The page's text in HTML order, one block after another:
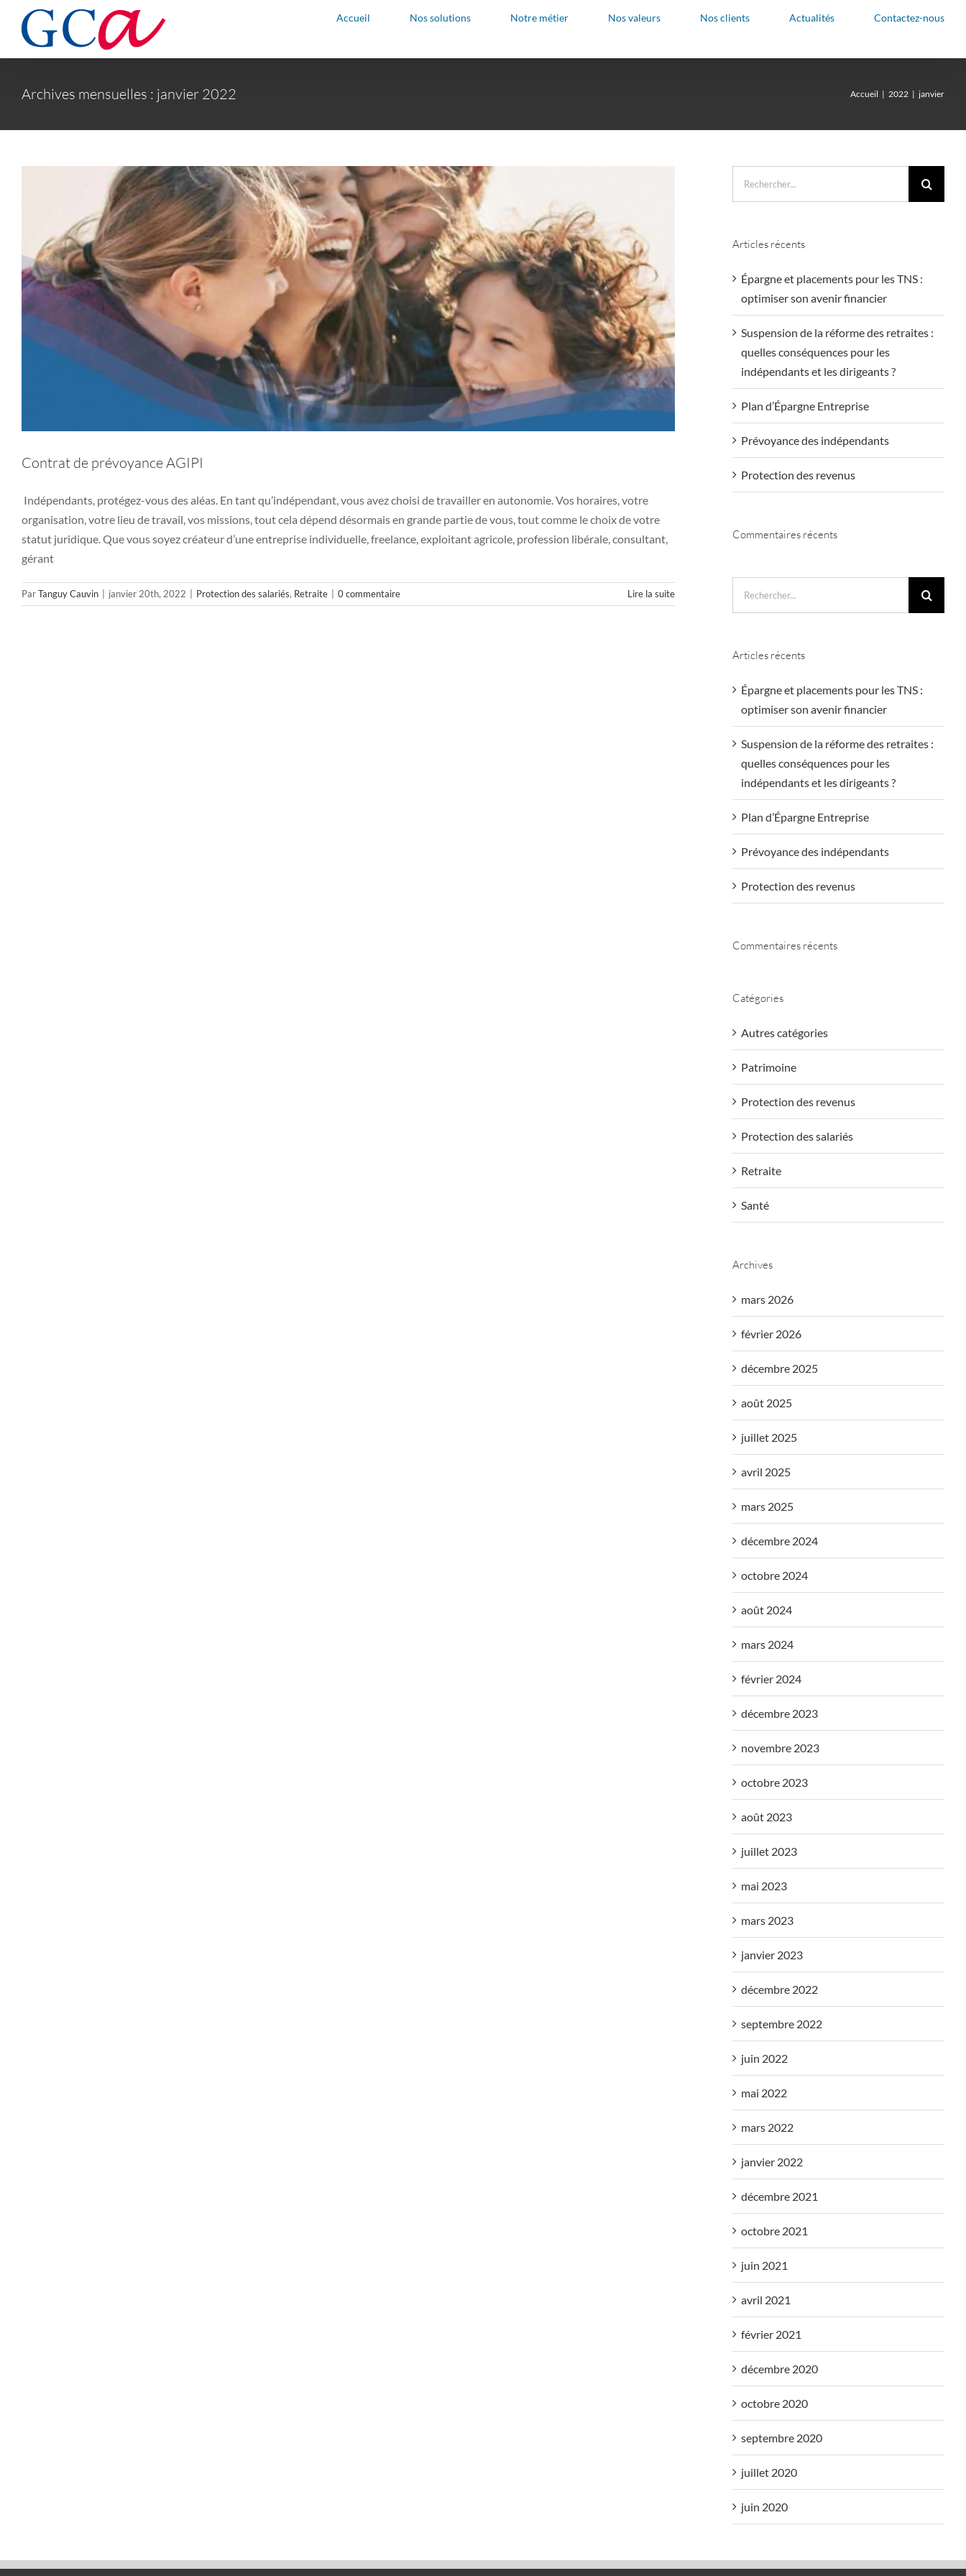
Passer
contenu
Accueil Nos solutions Notre métier Nos valeurs Nos clients Actualités Contactez-nous
Archives mensuelles : janvier 2022 Accueil 2022 janvier
Contrat de prévoyance AGIPI
Indépendants, protégez-vous des aléas. En tant qu’indépendant, vous avez choisi de travailler en autonomie. Vos horaires, votre
organisation, votre lieu de travail, vos missions, tout cela dépend désormais en grande partie de vous, tout comme le choix de votre
statut juridique. Que vous soyez créateur d’une entreprise individuelle, freelance, exploitant agricole, profession libérale, consultant,
gérant
ParTanguy Cauvin janvier 20th, 2022 Protection des salariés, Retraite 0 commentaire Lire la suite
Articles récents
Épargne et placements pour les TNS :
optimiser son avenir financier
Suspension de la réforme des retraites :
quelles conséquences pour les
indépendants et les dirigeants ?
Plan d’Épargne Entreprise
Prévoyance des indépendants
Protection des revenus
Commentaires récents
Articles récents
Épargne et placements pour les TNS :
optimiser son avenir financier
Suspension de la réforme des retraites :
quelles conséquences pour les
indépendants et les dirigeants ?
Plan d’Épargne Entreprise
Prévoyance des indépendants
Protection des revenus
Commentaires récents
Catégories
Autres catégories
Patrimoine
Protection des revenus
Protection des salariés
Retraite
Santé
Archives
mars 2026
février 2026
décembre 2025
août 2025
juillet 2025
avril 2025
mars 2025
décembre 2024
octobre 2024
août 2024
mars 2024
février 2024
décembre 2023
novembre 2023
octobre 2023
août 2023
juillet 2023
mai 2023
mars 2023
janvier 2023
décembre 2022
septembre 2022
juin 2022
mai 2022
mars 2022
janvier 2022
décembre 2021
octobre 2021
juin 2021
avril 2021
février 2021
décembre 2020
octobre 2020
septembre 2020
juillet 2020
juin 2020